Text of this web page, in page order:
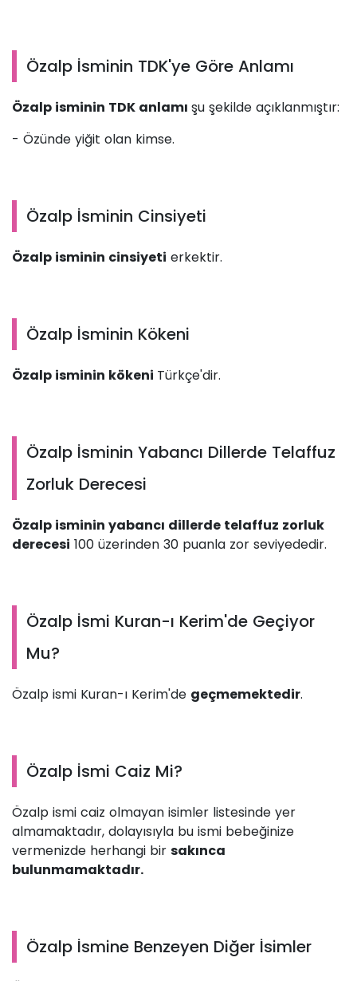
Özalp İsminin TDK'ye Göre Anlamı
Özalp isminin TDK anlamı şu şekilde açıklanmıştır:
- Özünde yiğit olan kimse.
Özalp İsminin Cinsiyeti
Özalp isminin cinsiyeti erkektir.
Özalp İsminin Kökeni
Özalp isminin kökeni Türkçe'dir.
Özalp İsminin Yabancı Dillerde Telaffuz
Zorluk Derecesi
Özalp isminin yabancı dillerde telaffuz zorluk
derecesi 100 üzerinden 30 puanla zor seviyededir.
Özalp İsmi Kuran-ı Kerim'de Geçiyor
Mu?
Özalp ismi Kuran-ı Kerim'de geçmemektedir.
Özalp İsmi Caiz Mi?
Özalp ismi caiz olmayan isimler listesinde yer
almamaktadır, dolayısıyla bu ismi bebeğinize
vermenizde herhangi bir sakınca
bulunmamaktadır.
Özalp İsmine Benzeyen Diğer İsimler